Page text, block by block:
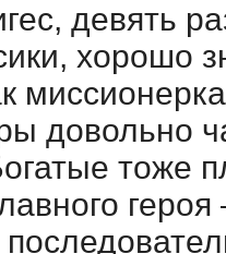
девять
хорошо
довольно
тоже